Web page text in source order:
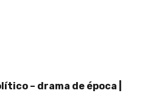
– drama de época |